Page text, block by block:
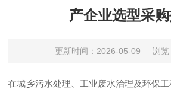
产企业选型采
更新时间：2026-05-09 浏览
在城乡污水处理、工业废水治理及环保